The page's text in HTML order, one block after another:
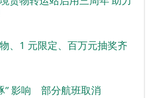
、1 元限定、百万元抽奖齐
” 影响 部分航班取消